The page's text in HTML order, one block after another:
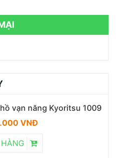
vạn năng Kyoritsu 1009
VNĐ